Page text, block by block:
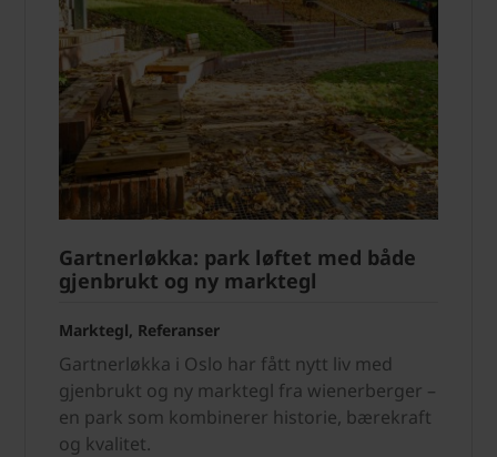
Gartnerløkka: park løftet med både
gjenbrukt og ny marktegl
Marktegl, Referanser
Gartnerløkka i Oslo har fått nytt liv med
gjenbrukt og ny marktegl fra wienerberger –
en park som kombinerer historie, bærekraft
og kvalitet.